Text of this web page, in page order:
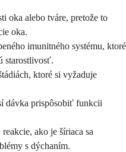
oka alebo tváre, pretože to
oka.
imunitného systému, ktoré
starostlivosť.
ktoré si vyžaduje
dávka prispôsobiť funkcii
ako je šíriaca sa
s dýchaním.